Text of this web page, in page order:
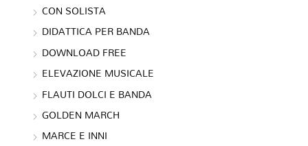
CON SOLISTA
DIDATTICA PER BANDA
DOWNLOAD FREE
ELEVAZIONE MUSICALE
FLAUTI DOLCI E BANDA
GOLDEN MARCH
MARCE E INNI